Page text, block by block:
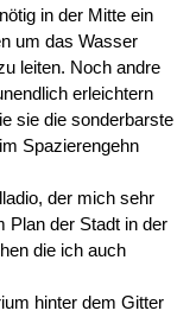
in der Mitte ein
um das Wasser
leiten. Noch andre
erleichtern
sie die sonderbarste
Spazierengehn
der mich sehr
Plan der Stadt in der
die ich auch
hinter dem Gitter